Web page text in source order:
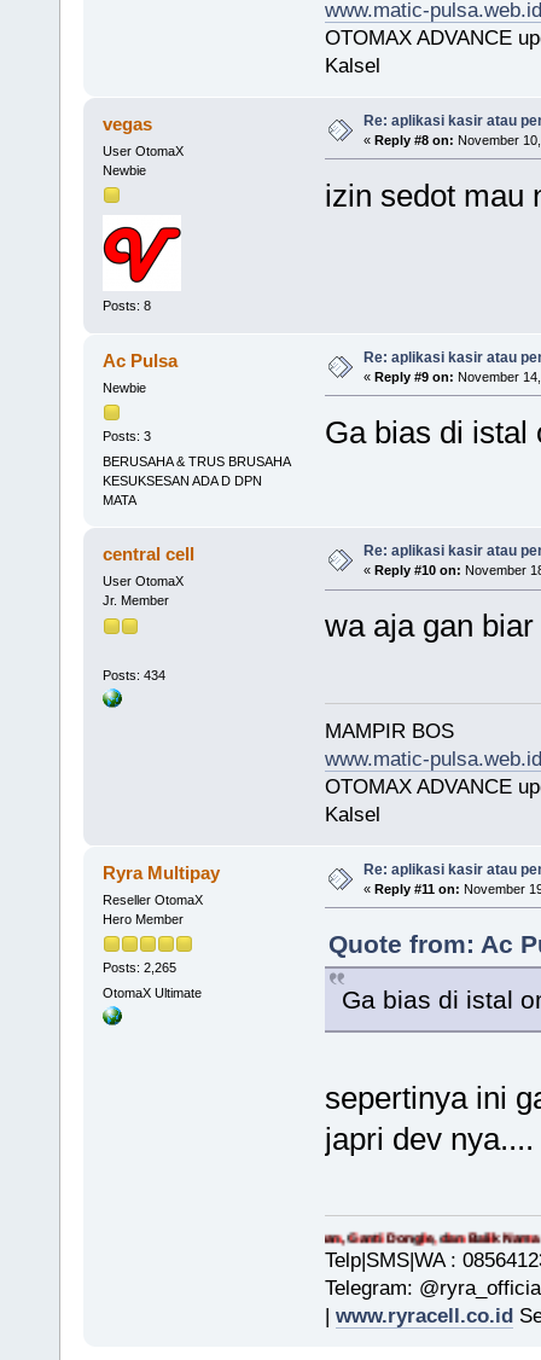
www.matic-pulsa.web.id
OTOMAX ADVANCE
Kalsel
vegas
User OtomaX
Newbie
Posts: 8
Re: aplikasi kasir atau
« Reply #8 on: November
izin sedot mau
Ac Pulsa
Newbie
Posts: 3
BERUSAHA & TRUS BRUSAHA
KESUKSESAN ADA D DPN
MATA
Re: aplikasi kasir atau
« Reply #9 on: November
Ga bias di istal
central cell
User OtomaX
Jr. Member
Posts: 434
Re: aplikasi kasir atau
« Reply #10 on: November
wa aja gan
MAMPIR BOS
www.matic-pulsa.web.id
OTOMAX ADVANCE
Kalsel
Ryra Multipay
Reseller OtomaX
Hero Member
Posts: 2,265
OtomaX Ultimate
Re: aplikasi kasir atau
« Reply #11 on: November
Quote from: Ac
Ga bias di istal
sepertinya ini
japri dev nya....
Melayani Pembelian, Upgrade, Iuran Tahunan, Ganti Dongle, dan Balik Nama OtomaX
Telp|SMS|WA :
Telegram:
| www.ryracell.co.id